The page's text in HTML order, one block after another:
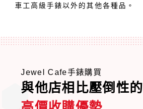
車工高級手錶以外的其他各種品。
Jewel Cafe手錶購買
與他店相比壓倒性的